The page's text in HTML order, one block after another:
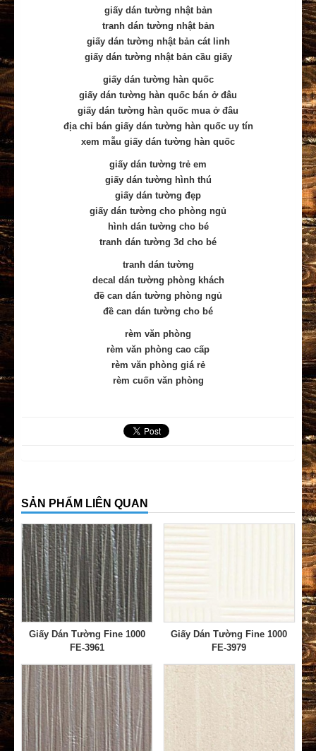
giấy dán tường nhật bản
tranh dán tường nhật bản
giấy dán tường nhật bản cát linh
giấy dán tường nhật bản cầu giấy
giấy dán tường hàn quốc
giấy dán tường hàn quốc bán ở đâu
giấy dán tường hàn quốc mua ở đâu
địa chỉ bán giấy dán tường hàn quốc uy tín
xem mẫu giấy dán tường hàn quốc
giấy dán tường trẻ em
giấy dán tường hình thú
giấy dán tường đẹp
giấy dán tường cho phòng ngủ
hình dán tường cho bé
tranh dán tường 3d cho bé
tranh dán tường
decal dán tường phòng khách
đề can dán tường phòng ngủ
đề can dán tường cho bé
rèm văn phòng
rèm văn phòng cao cấp
rèm văn phòng giá rẻ
rèm cuốn văn phòng
SẢN PHẨM LIÊN QUAN
Giấy Dán Tường Fine 1000
FE-3961
Giấy Dán Tường Fine 1000
FE-3979